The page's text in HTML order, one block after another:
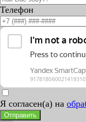
Телефон
Я согласен(а) на
Отправить